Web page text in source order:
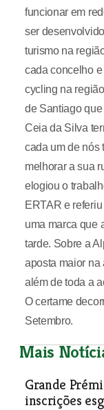
funcionar em
ser
turismo na
cada concelho
cycling na
de Santiago que
Ceia da Silva
cada um de nós
melhorar a sua
elogiou o
ERTAR e
uma marca que
tarde. Sobre a
aposta maior na
além de toda a
O certame
Setembro.
Mais
Grande
inscrições